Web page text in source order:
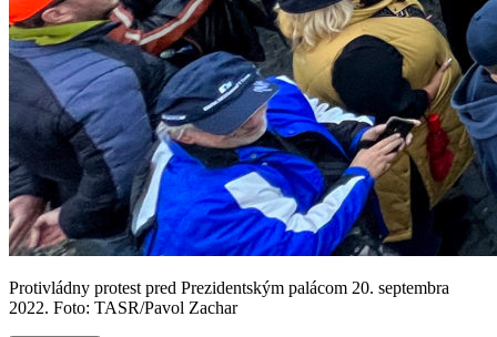
Protivládny protest pred Prezidentským palácom 20. septembra
2022. Foto: TASR/Pavol Zachar